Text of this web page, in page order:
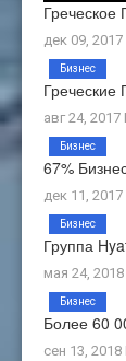
дек 09,
авг 24,
Бизнес
67%
дек 11,
Бизнес
Группа
мая 24,
Бизнес
Более 60
сен 13,
Бизнес